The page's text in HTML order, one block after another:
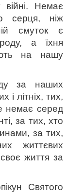
війні. Немає
серця, ніж
смуток є
а їхня
на нашу
за наших
і літніх, тих,
немає серед
за тих, хто
за тих,
життєвих
життя за
Святого